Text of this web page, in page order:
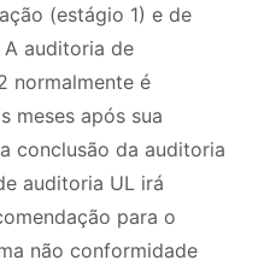
(estágio 1) e de
auditoria de
normalmente é
meses após sua
conclusão da auditoria
auditoria UL irá
para o
não conformidade